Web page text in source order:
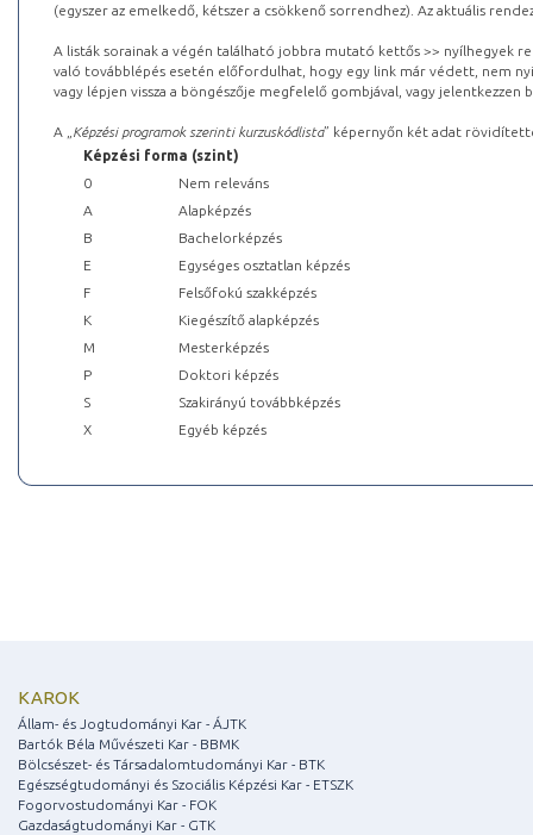
(egyszer az emelkedő, kétszer a csökkenő sorrendhez). Az aktuális
A listák sorainak a végén található jobbra mutató kettős >> nyílhegyek
való továbblépés esetén előfordulhat, hogy egy link már védett, nem
vagy lépjen vissza a böngészője megfelelő gombjával, vagy
A „ Képzési programok szerinti kurzuskódlista” képernyőn két adat
Képzési forma (szint)
0
Nem releváns
A
Alapképzés
B
Bachelorképzés
E
Egységes osztatlan képzés
F
Felsőfokú szakképzés
K
Kiegészítő alapképzés
M
Mesterképzés
P
Doktori képzés
S
Szakirányú továbbképzés
X
Egyéb képzés
KAROK
Állam- és Jogtudományi Kar - ÁJTK
Bartók Béla Művészeti Kar - BBMK
Bölcsészet- és Társadalomtudományi Kar - BTK
Egészségtudományi és Szociális Képzési Kar - ETSZK
Fogorvostudományi Kar - FOK
Gazdaságtudományi Kar - GTK